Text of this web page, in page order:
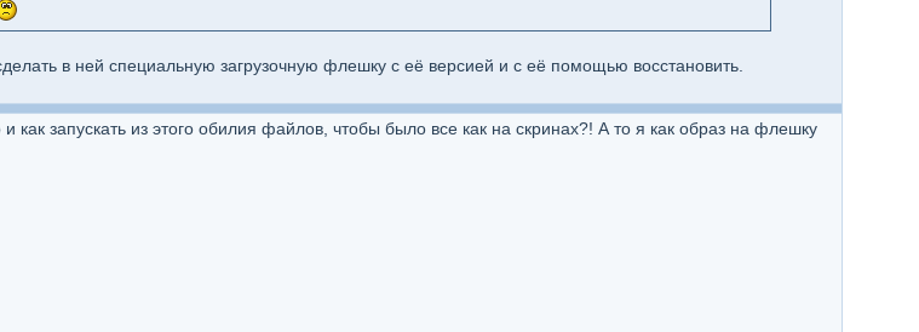
в ней специальную загрузочную флешку с её версией и с её помощью восстановить.
запускать из этого обилия файлов, чтобы было все как на скринах?! А то я как образ на флешку